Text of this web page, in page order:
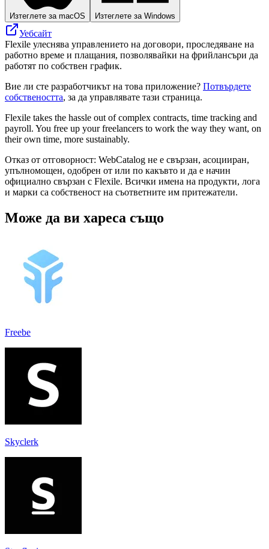
Изтеглете за macOS Изтеглете за Windows
Уебсайт
Flexile улеснява управлението на договори, проследяване на
работно време и плащания, позволявайки на фрийлансъри да
работят по собствен график.
Вие ли сте разработчикът на това приложение? Потвърдете
собствеността, за да управлявате тази страница.
Flexile takes the hassle out of complex contracts, time tracking and
payroll. You free up your freelancers to work the way they want, on
their own time, more sustainably.
Отказ от отговорност: WebCatalog не е свързан, асоцииран,
упълномощен, одобрен от или по какъвто и да е начин
официално свързан с Flexile. Всички имена на продукти, лога
и марки са собственост на съответните им притежатели.
Може да ви хареса също
Freebe
Skyclerk